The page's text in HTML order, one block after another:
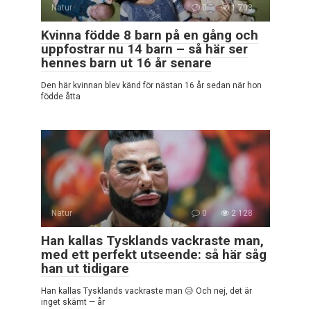
Natur 0 1 708
Kvinna födde 8 barn på en gång och
uppfostrar nu 14 barn – så här ser
hennes barn ut 16 år senare
Den här kvinnan blev känd för nästan 16 år sedan när hon
födde åtta
Natur 0 2 128
Han kallas Tysklands vackraste man,
med ett perfekt utseende: så här såg
han ut tidigare
Han kallas Tysklands vackraste man 😥 Och nej, det är
inget skämt — år